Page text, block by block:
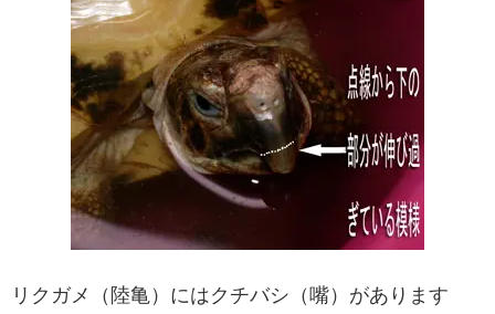
リクガメ（陸亀）にはクチバシ（嘴）があります